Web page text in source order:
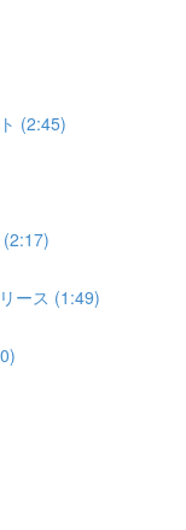
(2:45)
ース (1:49)